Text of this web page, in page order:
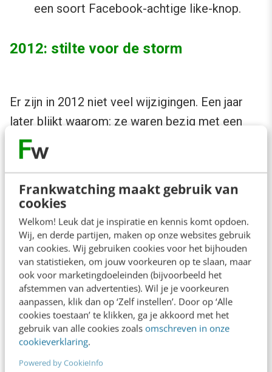
Frankwatching maakt gebruik van
cookies
Welkom! Leuk dat je inspiratie en kennis komt opdoen.
Wij, en derde partijen, maken op onze websites gebruik
van cookies. Wij gebruiken cookies voor het bijhouden
van statistieken, om jouw voorkeuren op te slaan, maar
ook voor marketingdoeleinden (bijvoorbeeld het
afstemmen van advertenties). Wil je je voorkeuren
aanpassen, klik dan op ‘Zelf instellen’. Door op ‘Alle
cookies toestaan’ te klikken, ga je akkoord met het
gebruik van alle cookies zoals omschreven in onze
cookieverklaring.
Powered by CookieInfo
een soort Facebook-achtige like-knop.
2012: stilte voor de storm
Er zijn in 2012 niet veel wijzigingen. Een jaar
later blijkt waarom: ze waren bezig met een
redesign. Toch bleef Zalando ook in 2012 de
webshop optimaliseren.